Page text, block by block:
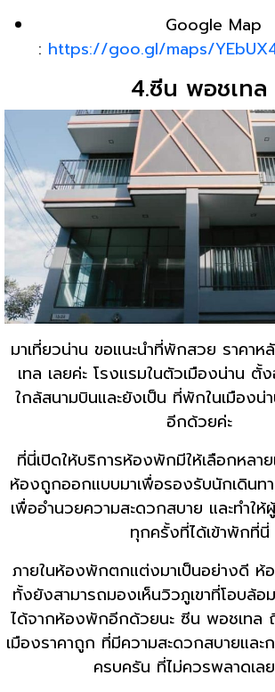
Google Map
: https://goo.gl/maps/
4.ซีน พอชเทล
มาเที่ยวน่าน ขอแนะนำที่พักสวย ราคา
เทล เลยค่ะ โรงแรมในตัวเมืองน่าน ตั้
ใกล้สนามบินและยังเป็น ที่พักในเมืองน่
อีกด้วยค่ะ
ที่นี่เปิดให้บริการห้องพักมีให้เลือกหล
ห้องถูกออกแบบมาเพื่อรองรับนักเดินท
เพื่ออำนวยความสะดวกสบาย และทำใ
ทุกครั้งที่ได้เข้าพักที่นี่
ภายในห้องพักตกแต่งมาเป็นอย่างดี ห้
ทั้งยังสามารถมองเห็นวิวภูเขาที่โอบล้อ
ได้จากห้องพักอีกด้วยนะ ซีน พอชเทล
เมืองราคาถูก ที่มีความสะดวกสบายและ
ครบครัน ที่ไม่ควรพลาดเลย